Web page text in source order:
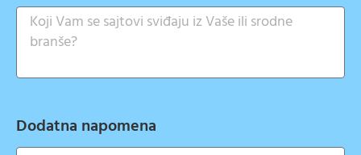
Dodatna napomena